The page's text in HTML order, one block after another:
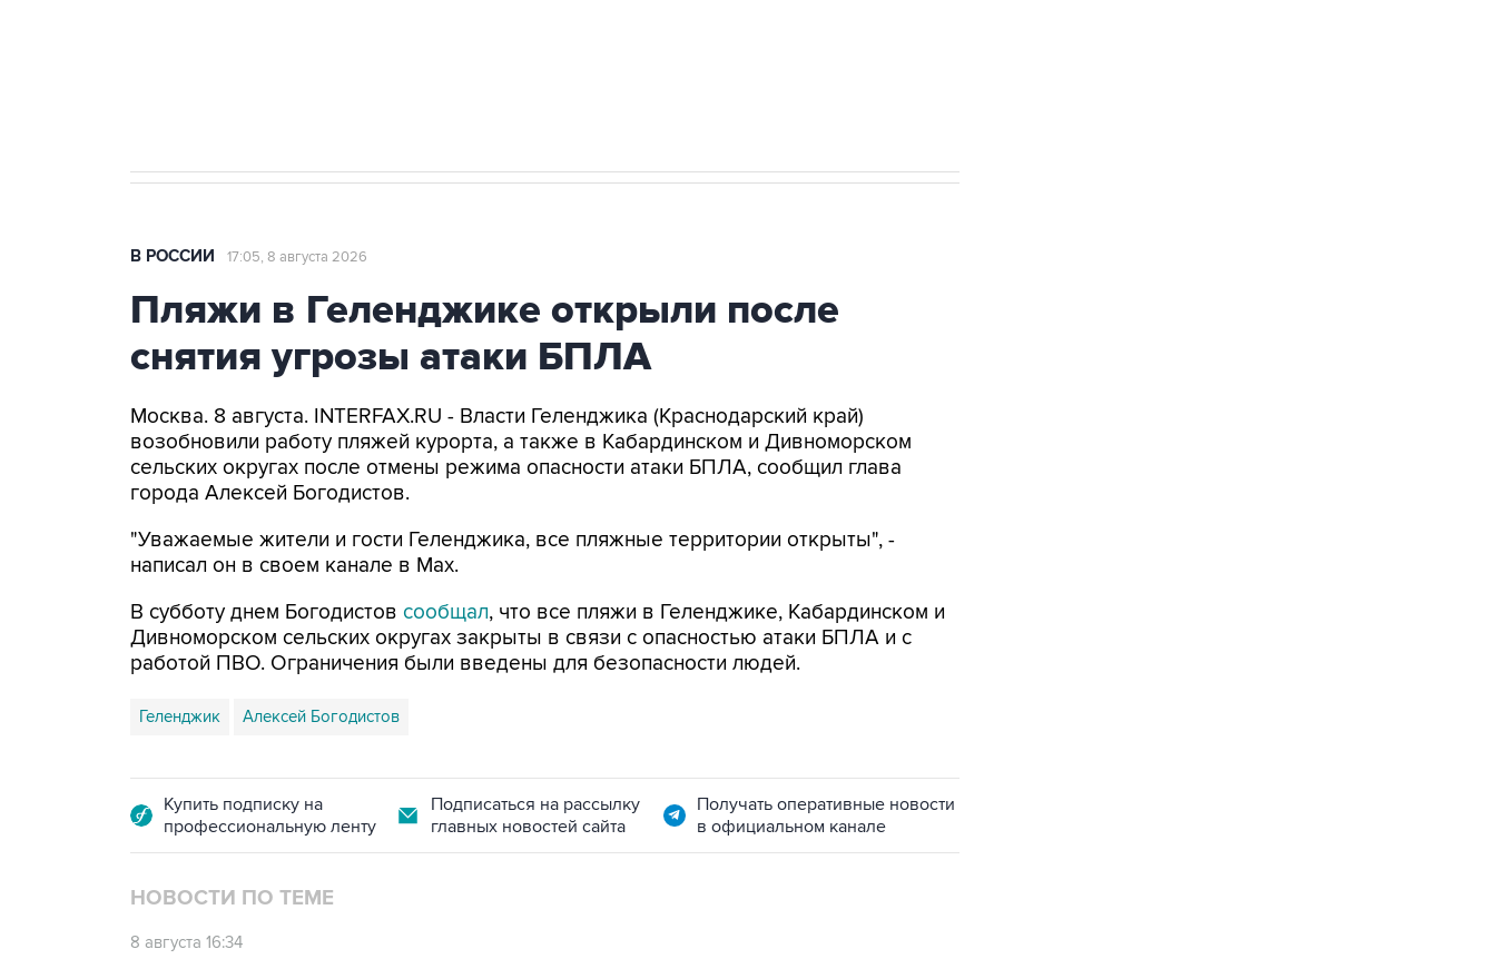
В РОССИИ 17:05, 8 августа 2026
Пляжи в Геленджике открыли после
снятия угрозы атаки БПЛА
Москва. 8 августа. INTERFAX.RU - Власти Геленджика (Краснодарский край)
возобновили работу пляжей курорта, а также в Кабардинском и Дивноморском
сельских округах после отмены режима опасности атаки БПЛА, сообщил глава
города Алексей Богодистов.
"Уважаемые жители и гости Геленджика, все пляжные территории открыты", -
написал он в своем канале в Max.
В субботу днем Богодистов сообщал, что все пляжи в Геленджике, Кабардинском и
Дивноморском сельских округах закрыты в связи с опасностью атаки БПЛА и с
работой ПВО. Ограничения были введены для безопасности людей.
Геленджик Алексей Богодистов
Купить подписку на
профессиональную ленту
Подписаться на рассылку
главных новостей сайта
Получать оперативные новости
в официальном канале
НОВОСТИ ПО ТЕМЕ
8 августа 16:34